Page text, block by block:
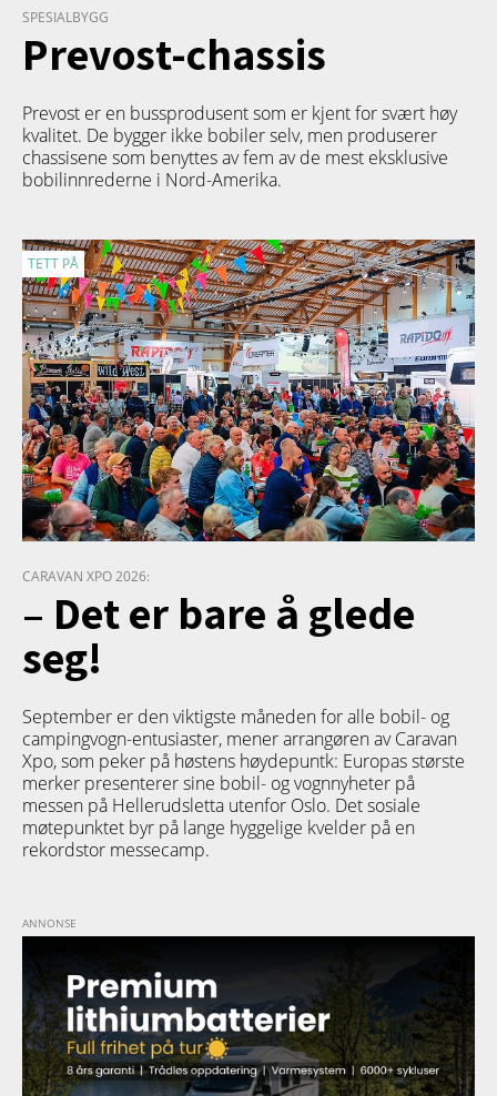
SPESIALBYGG
Prevost-chassis
Prevost er en bussprodusent som er kjent for svært høy
kvalitet. De bygger ikke bobiler selv, men produserer
chassisene som benyttes av fem av de mest eksklusive
bobilinnrederne i Nord-Amerika.
TETT PÅ
CARAVAN XPO 2026:
– Det er bare å glede
seg!
September er den viktigste måneden for alle bobil- og
campingvogn-entusiaster, mener arrangøren av Caravan
Xpo, som peker på høstens høydepuntk: Europas største
merker presenterer sine bobil- og vognnyheter på
messen på Hellerudsletta utenfor Oslo. Det sosiale
møtepunktet byr på lange hyggelige kvelder på en
rekordstor messecamp.